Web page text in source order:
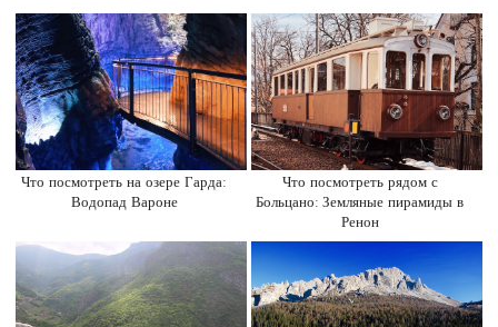
Что посмотреть на озере Гарда:
Водопад Вароне
Что посмотреть рядом с
Больцано: Земляные пирамиды в
Ренон